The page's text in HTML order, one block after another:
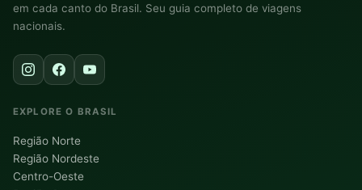
em cada canto do Brasil. Seu guia completo de viagens
nacionais.
EXPLORE O BRASIL
Região Norte
Região Nordeste
Centro-Oeste